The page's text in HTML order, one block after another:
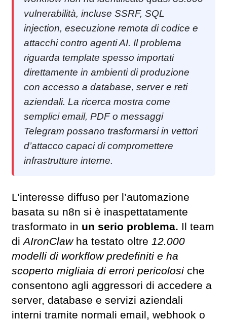
vulnerabilità, incluse SSRF, SQL
injection, esecuzione remota di codice e
attacchi contro agenti AI. Il problema
riguarda template spesso importati
direttamente in ambienti di produzione
con accesso a database, server e reti
aziendali. La ricerca mostra come
semplici email, PDF o messaggi
Telegram possano trasformarsi in vettori
d’attacco capaci di compromettere
infrastrutture interne.
L’interesse diffuso per l’automazione
basata su n8n si è inaspettatamente
trasformato in un serio problema. Il team
diAIronClaw ha testato oltre 12.000
modelli di workflow predefiniti e ha
scoperto migliaia di errori pericolosi che
consentono agli aggressori di accedere a
server, database e servizi aziendali
interni tramite normali email, webhook o